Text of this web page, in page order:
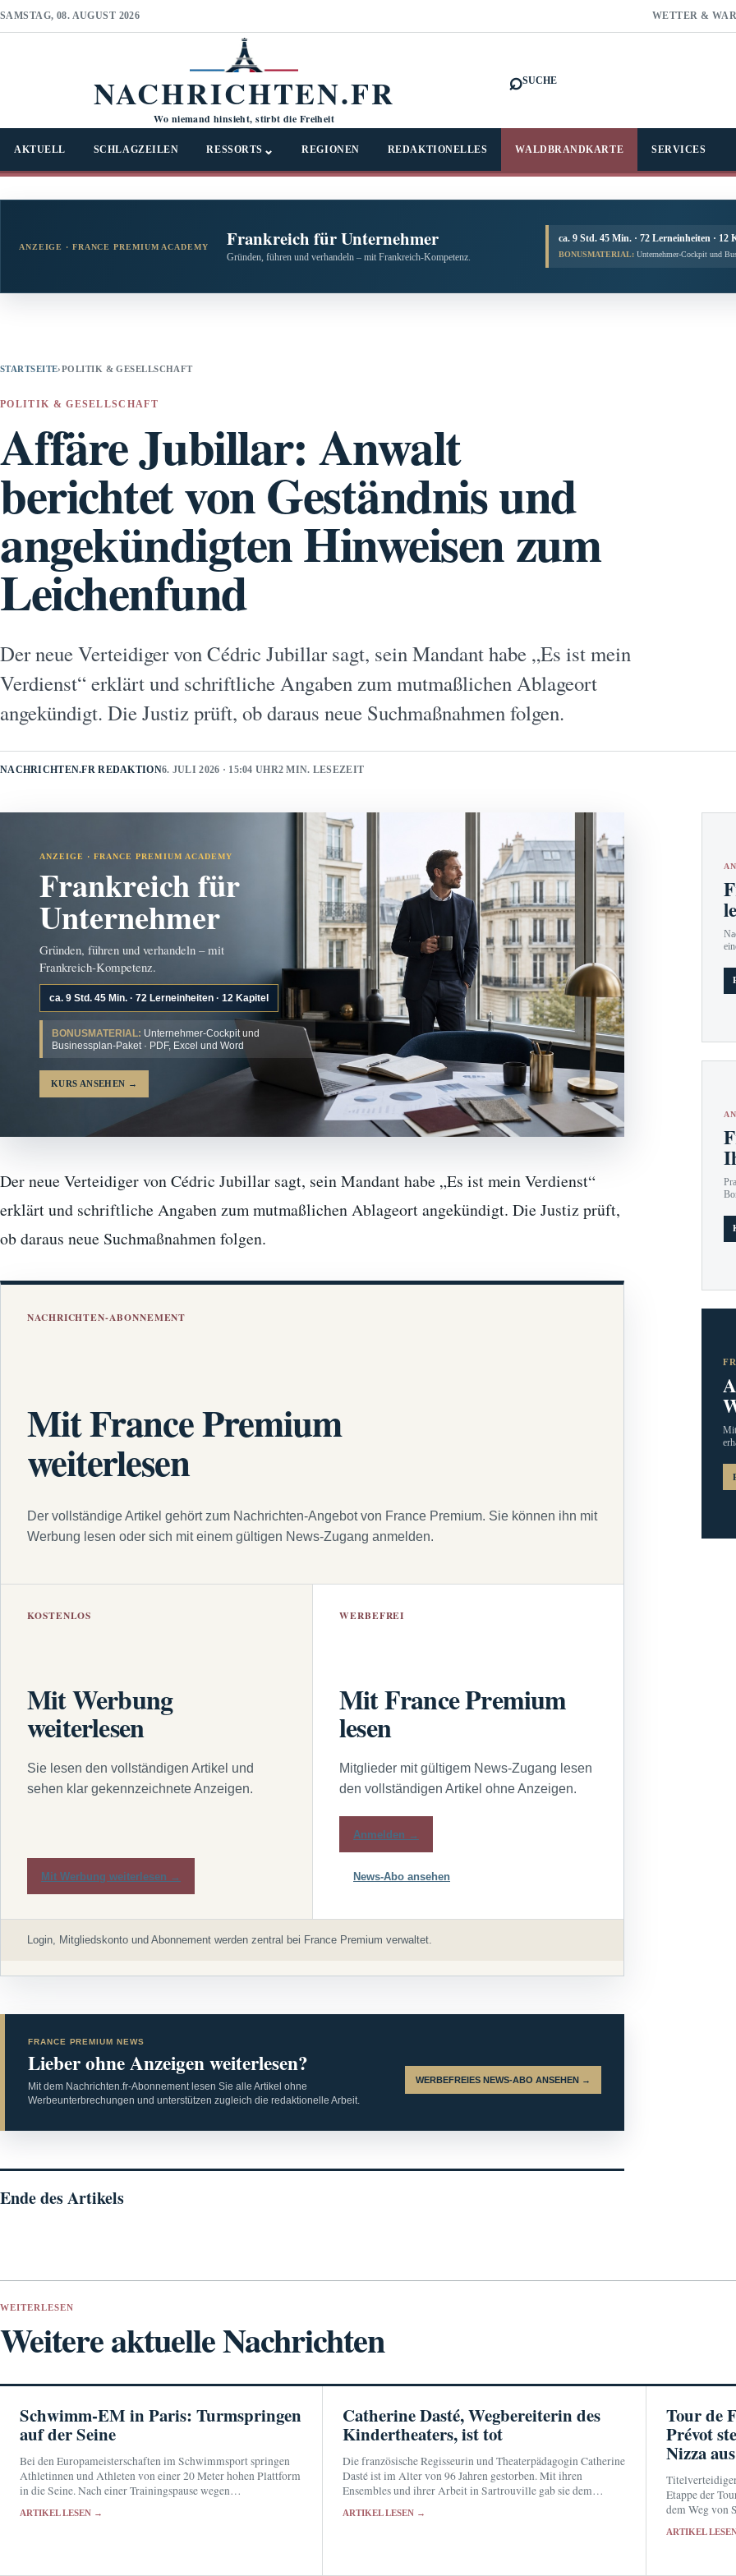
SAMSTAG, 08. AUGUST 2026 WETTER &
NACHRICHTEN.FR
Wo niemand hinsieht, stirbt die Freiheit
⌕SUCHE
AKTUELL SCHLAGZEILEN RESSORTS ⌄ REGIONEN REDAKTIONELLES WALDBRANDKARTE SERVICES
ANZEIGE · FRANCE PREMIUM ACADEMY Frankreich für Unternehmer
Gründen, führen und verhandeln – mit Frankreich-Kompetenz.
ca. 9 Std. 45 Min. · 72 Lerneinheiten · 12
BONUSMATERIAL: Unternehmer-Cockpit und
STARTSEITE›POLITIK & GESELLSCHAFT
POLITIK & GESELLSCHAFT
Affäre Jubillar: Anwalt
berichtet von Geständnis und
angekündigten Hinweisen zum
Leichenfund
Der neue Verteidiger von Cédric Jubillar sagt, sein Mandant habe „Es ist mein
Verdienst“ erklärt und schriftliche Angaben zum mutmaßlichen Ablageort
angekündigt. Die Justiz prüft, ob daraus neue Suchmaßnahmen folgen.
NACHRICHTEN.FR REDAKTION6. JULI 2026 · 15:04 UHR2 MIN. LESEZEIT
ANZEIGE · FRANCE PREMIUM ACADEMY
Frankreich für
Unternehmer
Gründen, führen und verhandeln – mit
Frankreich-Kompetenz.
ca. 9 Std. 45 Min. · 72 Lerneinheiten · 12 Kapitel
BONUSMATERIAL: Unternehmer-Cockpit und
Businessplan-Paket · PDF, Excel und Word
KURS ANSEHEN →
Der neue Verteidiger von Cédric Jubillar sagt, sein Mandant habe „Es ist mein Verdienst“
erklärt und schriftliche Angaben zum mutmaßlichen Ablageort angekündigt. Die Justiz prüft,
ob daraus neue Suchmaßnahmen folgen.
NACHRICHTEN-ABONNEMENT
Mit France Premium
weiterlesen
Der vollständige Artikel gehört zum Nachrichten-Angebot von France Premium. Sie können ihn mit
Werbung lesen oder sich mit einem gültigen News-Zugang anmelden.
KOSTENLOS
Mit Werbung
weiterlesen
Sie lesen den vollständigen Artikel und
sehen klar gekennzeichnete Anzeigen.
Mit Werbung weiterlesen →
WERBEFREI
Mit France Premium
lesen
Mitglieder mit gültigem News-Zugang lesen
den vollständigen Artikel ohne Anzeigen.
Anmelden →
News-Abo ansehen
Login, Mitgliedskonto und Abonnement werden zentral bei France Premium verwaltet.
FRANCE PREMIUM NEWS
Lieber ohne Anzeigen weiterlesen?
Mit dem Nachrichten.fr-Abonnement lesen Sie alle Artikel ohne
Werbeunterbrechungen und unterstützen zugleich die redaktionelle Arbeit.
WERBEFREIES NEWS-ABO ANSEHEN →
Ende des Artikels
WEITERLESEN
Weitere aktuelle Nachrichten
Schwimm-EM in Paris: Turmspringen
auf der Seine
Bei den Europameisterschaften im Schwimmsport springen
Athletinnen und Athleten von einer 20 Meter hohen Plattform
in die Seine. Nach einer Trainingspause wegen
Eiffelturm fortgesetzt werden.
ARTIKEL LESEN →
Catherine Dasté, Wegbereiterin des
Kindertheaters, ist tot
Die französische Regisseurin und Theaterpädagogin Catherine
Dasté ist im Alter von 96 Jahren gestorben. Mit ihren
Ensembles und ihrer Arbeit in Sartrouville gab sie dem
Eigenständigkeit.
ARTIKEL LESEN →
Tour de
Prévot
Nizza aus
Etappe der
dem Weg von
ARTIKEL